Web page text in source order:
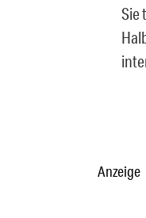
Sie
Anzeige